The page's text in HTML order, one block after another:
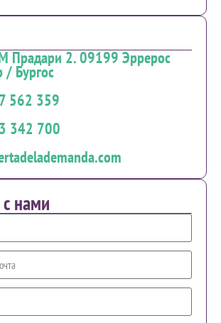
Прадари 2. 09199 Эррерос
/ Бургос
562 359
342 700
с нами